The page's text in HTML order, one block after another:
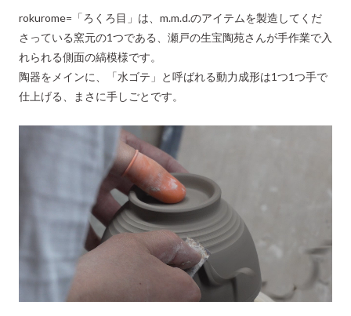
rokurome=「ろくろ目」は、m.m.d.のアイテムを製造してくだ
さっている窯元の1つである、瀬戸の生宝陶苑さんが手作業で入
れられる側面の縞模様です。
陶器をメインに、「水ゴテ」と呼ばれる動力成形は1つ1つ手で
仕上げる、まさに手しごとです。